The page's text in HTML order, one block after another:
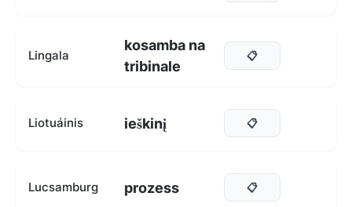
Lingala
kosamba na
tribinale
📋
Liotuáinis ieškinį 📋
Lucsamburg prozess 📋